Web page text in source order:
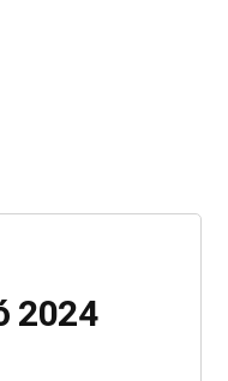
2024